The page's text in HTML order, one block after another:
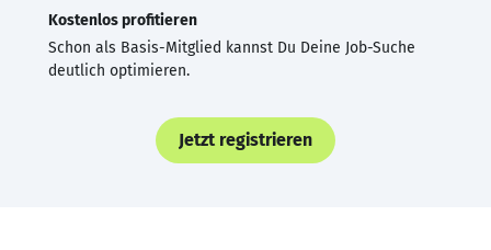
Kostenlos profitieren
Schon als Basis-Mitglied kannst Du Deine Job-Suche
deutlich optimieren.
Jetzt registrieren